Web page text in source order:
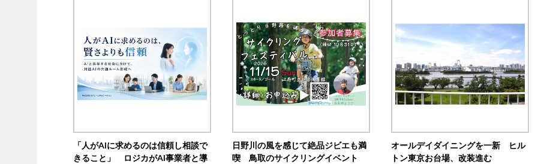
「人がAIに求めるのは信頼し相談で
きること」 ロジカがAI事業者と導
日野川の風を感じて絶品ジビエも満
喫 鳥取のサイクリングイベント
オールデイダイニングを一新 ヒル
トン東京お台場、改装進む